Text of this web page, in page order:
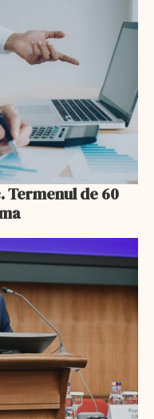
Termenul de 60